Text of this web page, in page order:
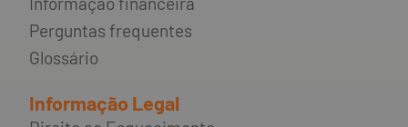
Perguntas frequentes
Glossário
Informação Legal